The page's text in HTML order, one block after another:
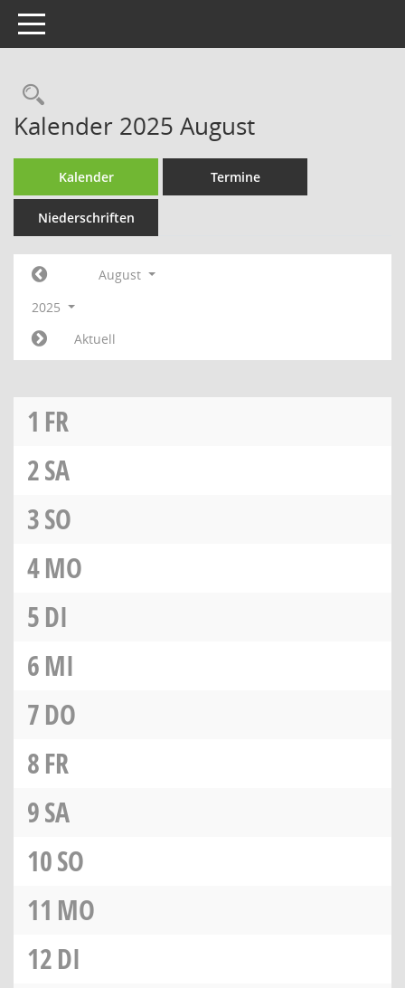
Toggle navigation
Rechercheauswahl
Kalender 2025 August
Kalender Termine
Niederschriften
August
2025
Aktuell
1 FR
2SA
3SO
4MO
5DI
6MI
7DO
8FR
9SA
10SO
11 MO
12DI